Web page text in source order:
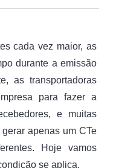
cada vez maior, as
durante a emissão
as transportadoras
para fazer a
e muitas
apenas um CTe
Hoje vamos
se aplica.